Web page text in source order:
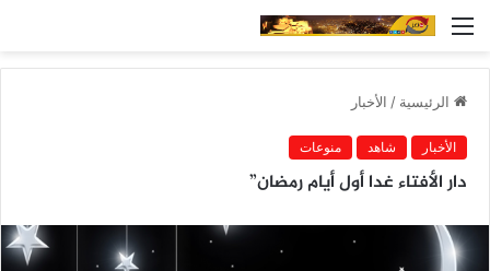
القائمة
الرئيسية / الأخبار
الأخبار شاهد منوعات
دار الأفتاء غدا أول أيام رمضان”